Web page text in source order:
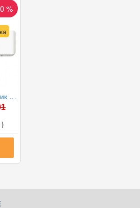
%
Инверторен климатик Fuji Electric RSG12KMCE/ROG12KMCC, 12000 BTU, Клас A++